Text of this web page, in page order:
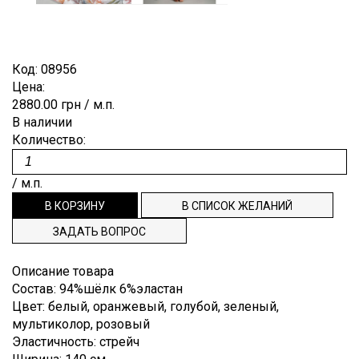
Деним
Джерси
punto
milano
Кади
Клетка
Крепдешин
Крэш
Купонные
ткани
Лён
Полиэстр
Шёлк
Шерсть
Brunello
Cerruti
Dior
Pucci
Escada
Etro
Hugo
Boss
Louis
Vuitton
Костюмные
Пальтовые,
плащевые
Плательные
Рубашечные
В
ПРОДАЖЕ
ЛЕНТА
ТЕСЬМА,
ДОВЯЗЫ
ЭТИКЕТКИ
ЖЕЛАНИЙ
ТЕХПОДДЕРЖКА
ИНФОРМАЦИЯ
НАША
ФИЛОСОФИЯ
ИНФОРМАЦИЯ
ПОКУПАТЕЛЯ
ДОСТАВКА
И ОПЛАТА
Код: 08956
Цена:
2880.00 грн / м.п.
В наличии
Количество:
/ м.п.
ЗАДАТЬ ВОПРОС
Описание товара
Состав: 94%шёлк 6%эластан
Цвет: белый, оранжевый, голубой, зеленый,
мультиколор, розовый
Эластичность: стрейч